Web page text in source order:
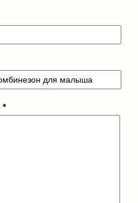
*